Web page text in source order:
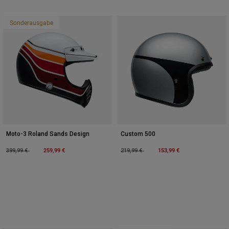
Sonderausgabe
Moto-3 Roland Sands Design
Price reduced from
399,99 €to 259,99 €
Custom 500
Price reduced from
219,99 €to 153,99 €